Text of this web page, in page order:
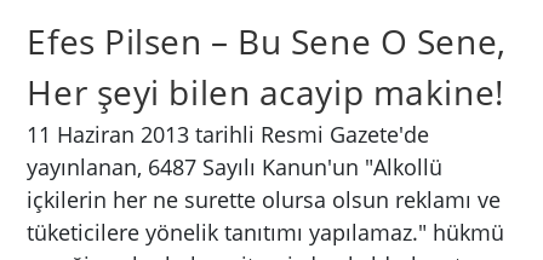
Efes Pilsen – Bu Sene O Sene,
Her şeyi bilen acayip makine!
​11 Haziran 2013 tarihli Resmi Gazete'de
yayınlanan, 6487 Sayılı Kanun'un "Alkollü
içkilerin her ne surette olursa olsun reklamı ve
tüketicilere yönelik tanıtımı yapılamaz." hükmü